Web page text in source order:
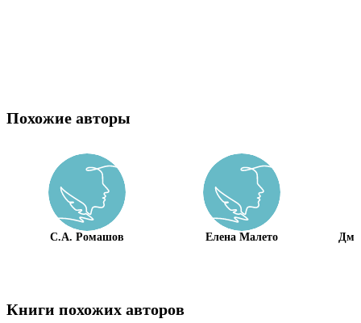
Похожие авторы
С.А. Ромашов Елена Малето
Книги похожих авторов